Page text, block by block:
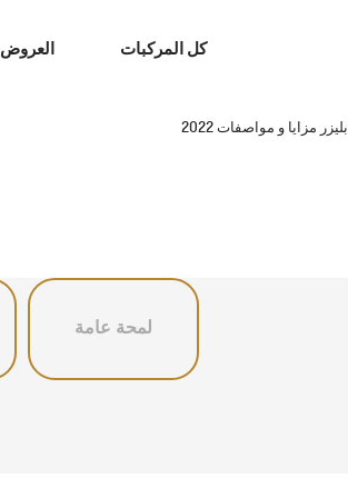
كل المركبات العروض
بليزر مزايا و مواصفات 2022
لمحة عامة